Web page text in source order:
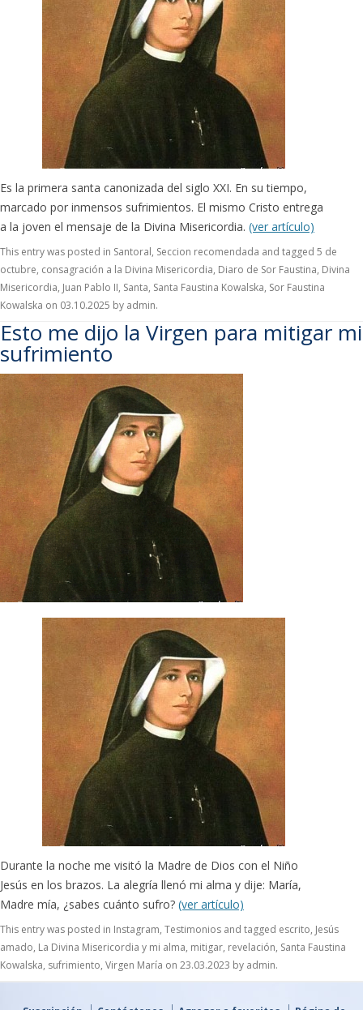
Es la primera santa canonizada del siglo XXI. En su tiempo,
marcado por inmensos sufrimientos. El mismo Cristo entrega
a la joven el mensaje de la Divina Misericordia. (ver artículo)
This entry was posted in Santoral, Seccion recomendada and tagged 5 de
octubre, consagración a la Divina Misericordia, Diaro de Sor Faustina, Divina
Misericordia, Juan Pablo II, Santa, Santa Faustina Kowalska, Sor Faustina
Kowalska on 03.10.2025 by admin.
Esto me dijo la Virgen para mitigar mi
sufrimiento
Durante la noche me visitó la Madre de Dios con el Niño
Jesús en los brazos. La alegría llenó mi alma y dije: María,
Madre mía, ¿sabes cuánto sufro? (ver artículo)
This entry was posted in Instagram, Testimonios and tagged escrito, Jesús
amado, La Divina Misericordia y mi alma, mitigar, revelación, Santa Faustina
Kowalska, sufrimiento, Virgen María on 23.03.2023 by admin.